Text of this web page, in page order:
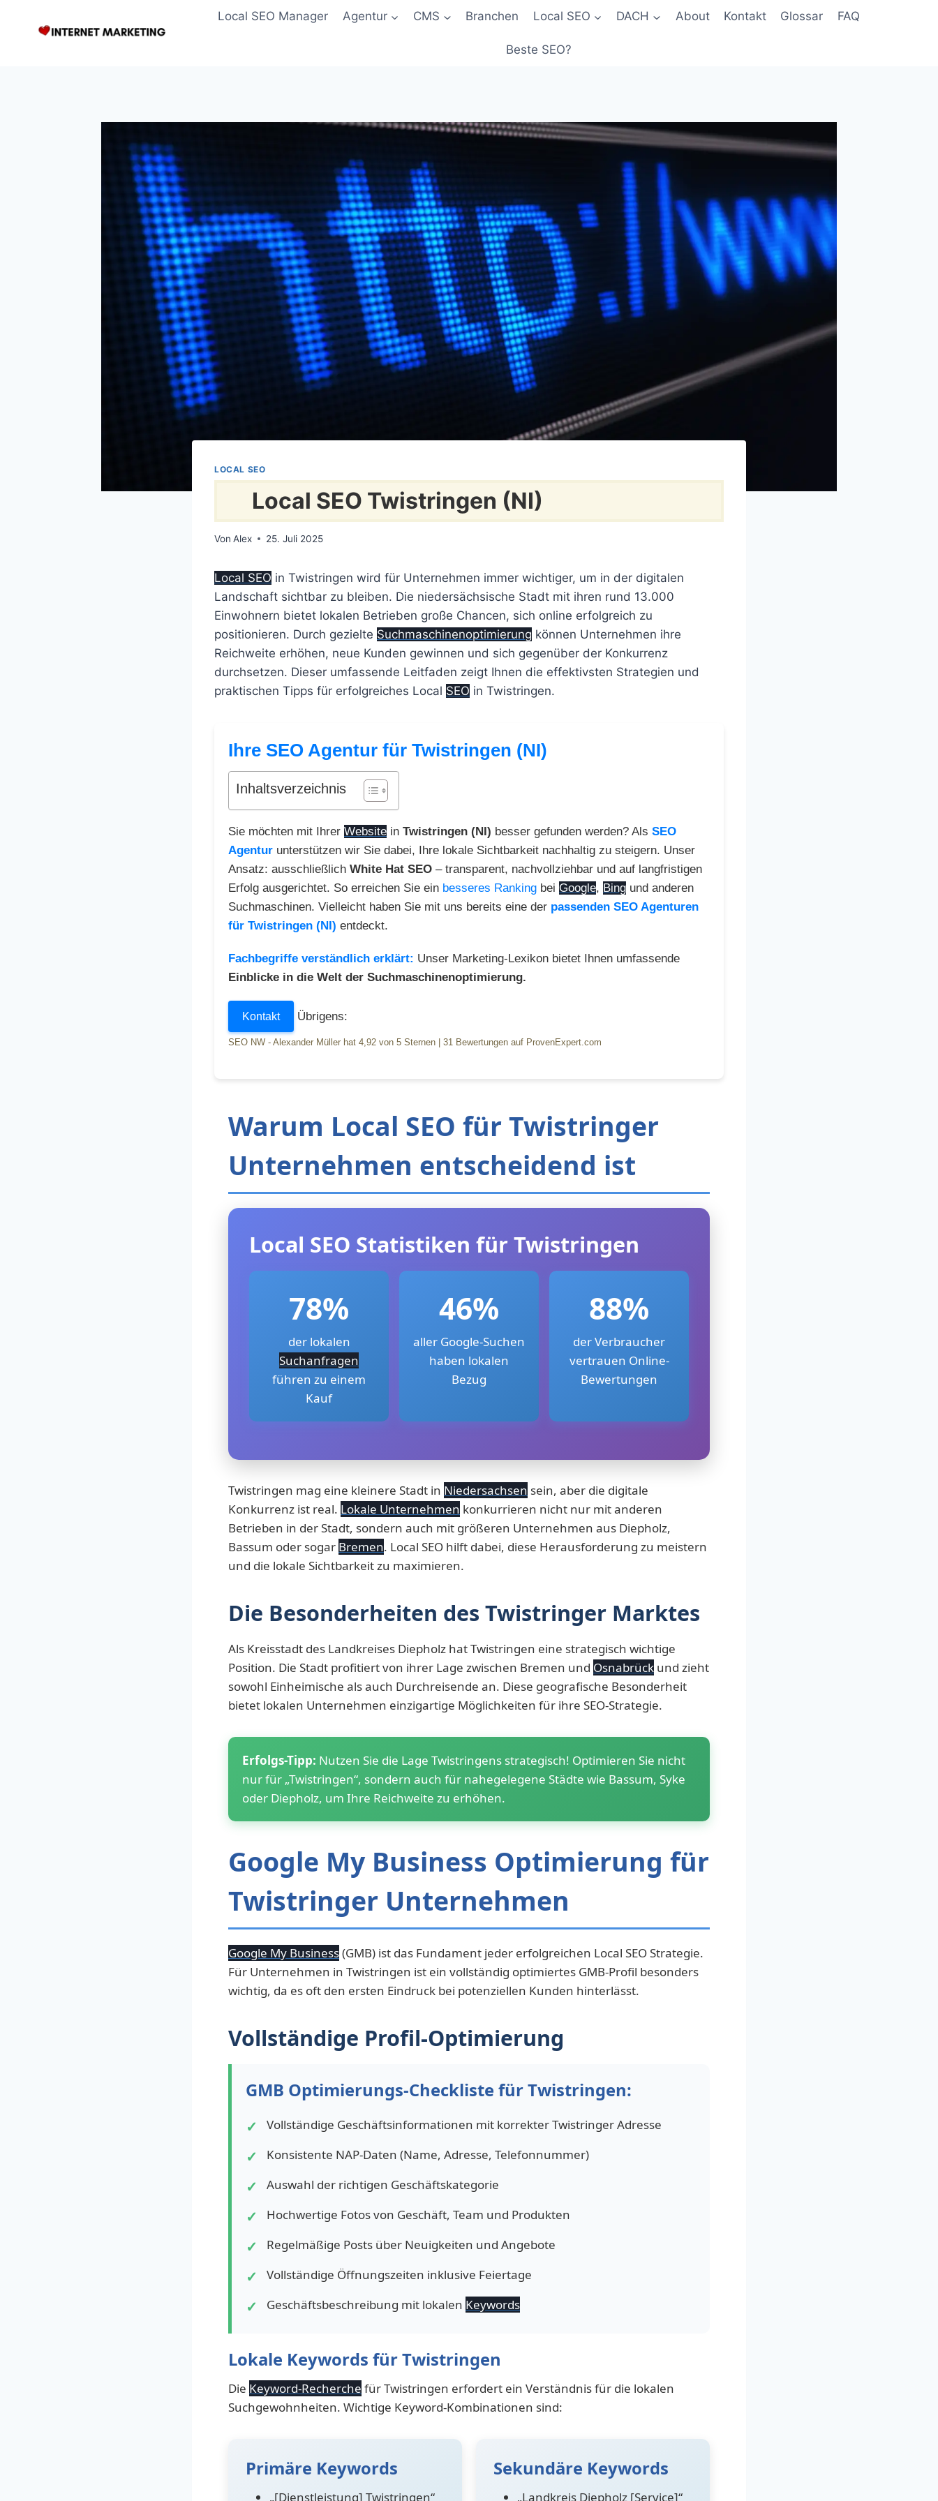
Local SEO Manager Agentur CMS Branchen Local SEO DACH About Kontakt Glossar FAQ
Beste SEO?
LOCAL SEO
Local SEO Twistringen (NI)
Von Alex 25. Juli 2025
Local SEO in Twistringen wird für Unternehmen immer wichtiger, um in der digitalen
Landschaft sichtbar zu bleiben. Die niedersächsische Stadt mit ihren rund 13.000
Einwohnern bietet lokalen Betrieben große Chancen, sich online erfolgreich zu
positionieren. Durch gezielte Suchmaschinenoptimierung können Unternehmen ihre
Reichweite erhöhen, neue Kunden gewinnen und sich gegenüber der Konkurrenz
durchsetzen. Dieser umfassende Leitfaden zeigt Ihnen die effektivsten Strategien und
praktischen Tipps für erfolgreiches Local SEO in Twistringen.
Ihre SEO Agentur für Twistringen (NI)
Inhaltsverzeichnis
Sie möchten mit Ihrer Website in Twistringen (NI) besser gefunden werden? Als SEO
Agentur unterstützen wir Sie dabei, Ihre lokale Sichtbarkeit nachhaltig zu steigern. Unser
Ansatz: ausschließlich White Hat SEO – transparent, nachvollziehbar und auf langfristigen
Erfolg ausgerichtet. So erreichen Sie ein besseres Ranking bei Google, Bing und anderen
Suchmaschinen. Vielleicht haben Sie mit uns bereits eine der passenden SEO Agenturen
für Twistringen (NI) entdeckt.
Fachbegriffe verständlich erklärt: Unser Marketing-Lexikon bietet Ihnen umfassende
Einblicke in die Welt der Suchmaschinenoptimierung.
Kontakt Übrigens:
SEO NW - Alexander Müller hat 4,92 von 5 Sternen | 31 Bewertungen auf ProvenExpert.com
Warum Local SEO für Twistringer
Unternehmen entscheidend ist
Local SEO Statistiken für Twistringen
78%
der lokalen
Suchanfragen
führen zu einem
Kauf
46%
aller Google-Suchen
haben lokalen
Bezug
88%
der Verbraucher
vertrauen Online-
Bewertungen
Twistringen mag eine kleinere Stadt in Niedersachsen sein, aber die digitale
Konkurrenz ist real. Lokale Unternehmen konkurrieren nicht nur mit anderen
Betrieben in der Stadt, sondern auch mit größeren Unternehmen aus Diepholz,
Bassum oder sogar Bremen. Local SEO hilft dabei, diese Herausforderung zu meistern
und die lokale Sichtbarkeit zu maximieren.
Die Besonderheiten des Twistringer Marktes
Als Kreisstadt des Landkreises Diepholz hat Twistringen eine strategisch wichtige
Position. Die Stadt profitiert von ihrer Lage zwischen Bremen und Osnabrück und zieht
sowohl Einheimische als auch Durchreisende an. Diese geografische Besonderheit
bietet lokalen Unternehmen einzigartige Möglichkeiten für ihre SEO-Strategie.
Erfolgs-Tipp: Nutzen Sie die Lage Twistringens strategisch! Optimieren Sie nicht
nur für „Twistringen“, sondern auch für nahegelegene Städte wie Bassum, Syke
oder Diepholz, um Ihre Reichweite zu erhöhen.
Google My Business Optimierung für
Twistringer Unternehmen
Google My Business(GMB) ist das Fundament jeder erfolgreichen Local SEO Strategie.
Für Unternehmen in Twistringen ist ein vollständig optimiertes GMB-Profil besonders
wichtig, da es oft den ersten Eindruck bei potenziellen Kunden hinterlässt.
Vollständige Profil-Optimierung
GMB Optimierungs-Checkliste für Twistringen:
Vollständige Geschäftsinformationen mit korrekter Twistringer Adresse
Konsistente NAP-Daten (Name, Adresse, Telefonnummer)
Auswahl der richtigen Geschäftskategorie
Hochwertige Fotos von Geschäft, Team und Produkten
Regelmäßige Posts über Neuigkeiten und Angebote
Vollständige Öffnungszeiten inklusive Feiertage
Geschäftsbeschreibung mit lokalen Keywords
Lokale Keywords für Twistringen
Die Keyword-Recherche für Twistringen erfordert ein Verständnis für die lokalen
Suchgewohnheiten. Wichtige Keyword-Kombinationen sind:
Primäre Keywords
„[Dienstleistung] Twistringen“
Sekundäre Keywords
„Landkreis Diepholz [Service]“